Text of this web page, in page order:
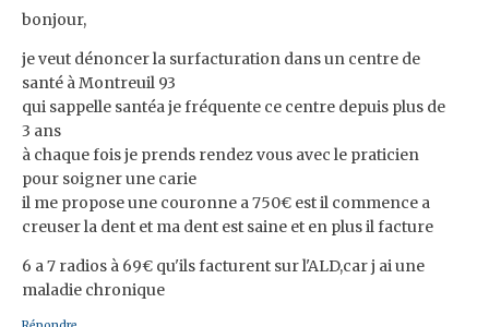
bonjour,
je veut dénoncer la surfacturation dans un centre de
santé à Montreuil 93
qui sappelle santéa je fréquente ce centre depuis plus de
3 ans
à chaque fois je prends rendez vous avec le praticien
pour soigner une carie
il me propose une couronne a 750€ est il commence a
creuser la dent et ma dent est saine et en plus il facture
6 a 7 radios à 69€ qu'ils facturent sur l'ALD,car j ai une
maladie chronique